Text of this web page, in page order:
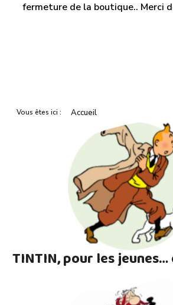
fermeture de la boutique.. Merci
Vous êtes ici : Accueil
TINTIN, pour les jeunes…